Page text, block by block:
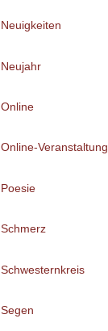
Neuigkeiten
Neujahr
Online
Online-Veranstaltung
Poesie
Schmerz
Schwesternkreis
Segen